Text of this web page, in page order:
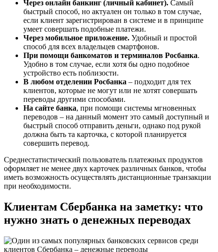
Через онлайн банкинг (личный кабинет). Самый
быстрый способ, но актуален он только в том случае,
если клиент зарегистрирован в системе и в принципе
умеет совершать подобные платежи.
Через мобильное приложение. Удобный и простой
способ для всех владельцев смартфонов.
При помощи банкоматов и терминалов Росбанка.
Удобно в том случае, если хотя бы одно подобное
устройство есть поблизости.
В любом отделении Росбанка – подходит для тех
клиентов, которые не могут или не хотят совершать
переводы другими способами.
На сайте банка, при помощи системы мгновенных
переводов – на данный момент это самый доступный и
быстрый способ отправить деньги, однако под рукой
должна быть та карточка, с которой планируется
совершить перевод.
Среднестатистический пользователь платежных продуктов
оформляет не менее двух карточек различных банков, чтобы
иметь возможность осуществлять дистанционные транзакции
при необходимости.
Клиентам Сбербанка на заметку: что
нужно знать о денежных переводах